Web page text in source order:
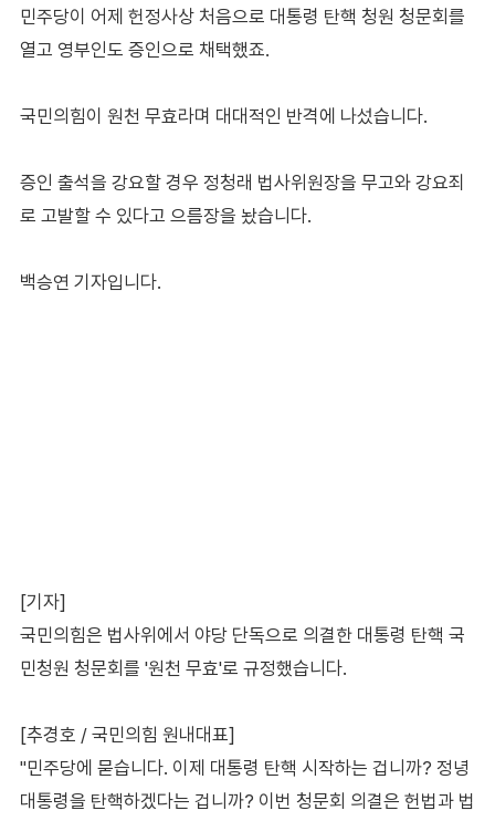
민주당이 어제 헌정사상 처음으로 대통령 탄핵 청원 청문회를
열고 영부인도 증인으로 채택했죠.
국민의힘이 원천 무효라며 대대적인 반격에 나섰습니다.
증인 출석을 강요할 경우 정청래 법사위원장을 무고와 강요죄
로 고발할 수 있다고 으름장을 놨습니다.
백승연 기자입니다.
[기자]
국민의힘은 법사위에서 야당 단독으로 의결한 대통령 탄핵 국
민청원 청문회를 '원천 무효'로 규정했습니다.
[추경호 / 국민의힘 원내대표]
"민주당에 묻습니다. 이제 대통령 탄핵 시작하는 겁니까? 정녕
대통령을 탄핵하겠다는 겁니까? 이번 청문회 의결은 헌법과 법